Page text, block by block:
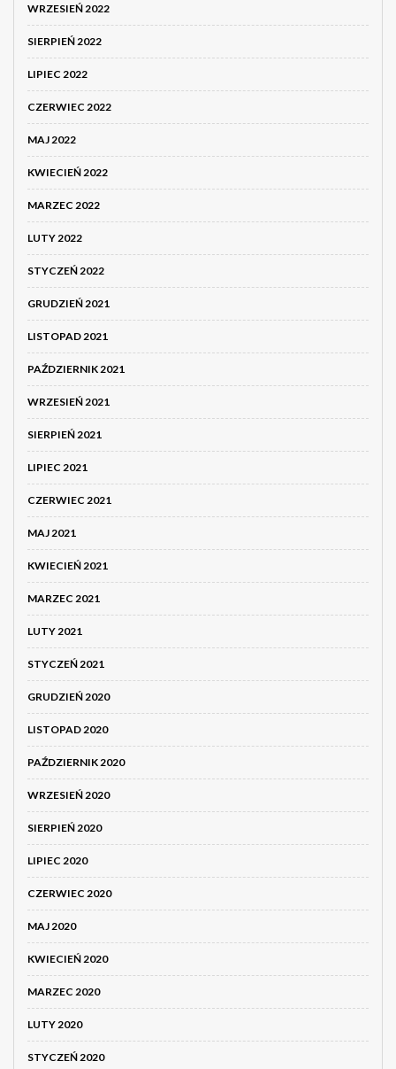
WRZESIEŃ 2022
SIERPIEŃ 2022
LIPIEC 2022
CZERWIEC 2022
MAJ 2022
KWIECIEŃ 2022
MARZEC 2022
LUTY 2022
STYCZEŃ 2022
GRUDZIEŃ 2021
LISTOPAD 2021
PAŹDZIERNIK 2021
WRZESIEŃ 2021
SIERPIEŃ 2021
LIPIEC 2021
CZERWIEC 2021
MAJ 2021
KWIECIEŃ 2021
MARZEC 2021
LUTY 2021
STYCZEŃ 2021
GRUDZIEŃ 2020
LISTOPAD 2020
PAŹDZIERNIK 2020
WRZESIEŃ 2020
SIERPIEŃ 2020
LIPIEC 2020
CZERWIEC 2020
MAJ 2020
KWIECIEŃ 2020
MARZEC 2020
LUTY 2020
STYCZEŃ 2020